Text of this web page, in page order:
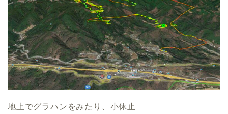
地上でグラハンをみたり、小休止